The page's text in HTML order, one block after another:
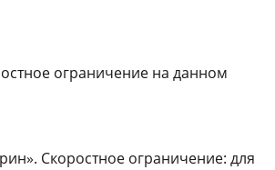
ограничение на данном
Скоростное ограничение: для